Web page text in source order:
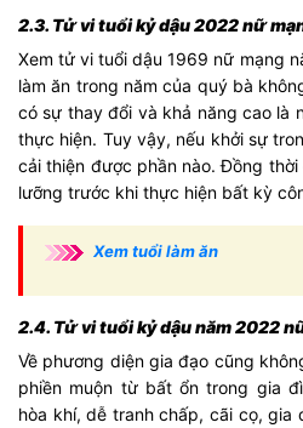
2.3. Tử vi tuổi kỷ dậu 2022 nữ
Xem tử vi tuổi dậu 1969 nữ mạng
làm ăn trong năm của quý bà
có sự thay đổi và khả năng cao là
thực hiện. Tuy vậy, nếu khởi sự
cải thiện được phần nào. Đồng
lưỡng trước khi thực hiện bất kỳ
Xem tuổi làm ăn
2.4. Tử vi tuổi kỷ dậu năm 2022
Về phương diện gia đạo cũng
phiền muộn từ bất ổn trong gia
hòa khí, dễ tranh chấp, cãi cọ, gia